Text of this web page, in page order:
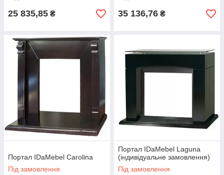
25 835,85 ₴ 35 136,76 ₴
Портал IDaMebel Carolina
Під замовлення
Портал IDaMebel Laguna
(індивідуальне замовлення)
Під замовлення